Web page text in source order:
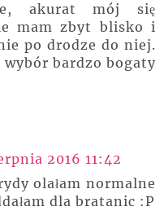
akurat mój się
mam zbyt blisko i
po drodze do niej.
wybór bardzo bogaty
2016 11:42
olałam normalne
dla bratanic :P